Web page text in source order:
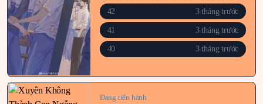
42 3 tháng trước
41 3 tháng trước
40 3 tháng trước
Đang tiến hành